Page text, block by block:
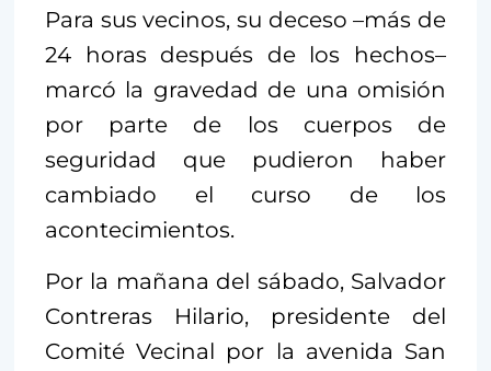
Para sus vecinos, su deceso –más de
24 horas después de los hechos–
marcó la gravedad de una omisión
por parte de los cuerpos de
seguridad que pudieron haber
cambiado el curso de los
acontecimientos.
Por la mañana del sábado, Salvador
Contreras Hilario, presidente del
Comité Vecinal por la avenida San